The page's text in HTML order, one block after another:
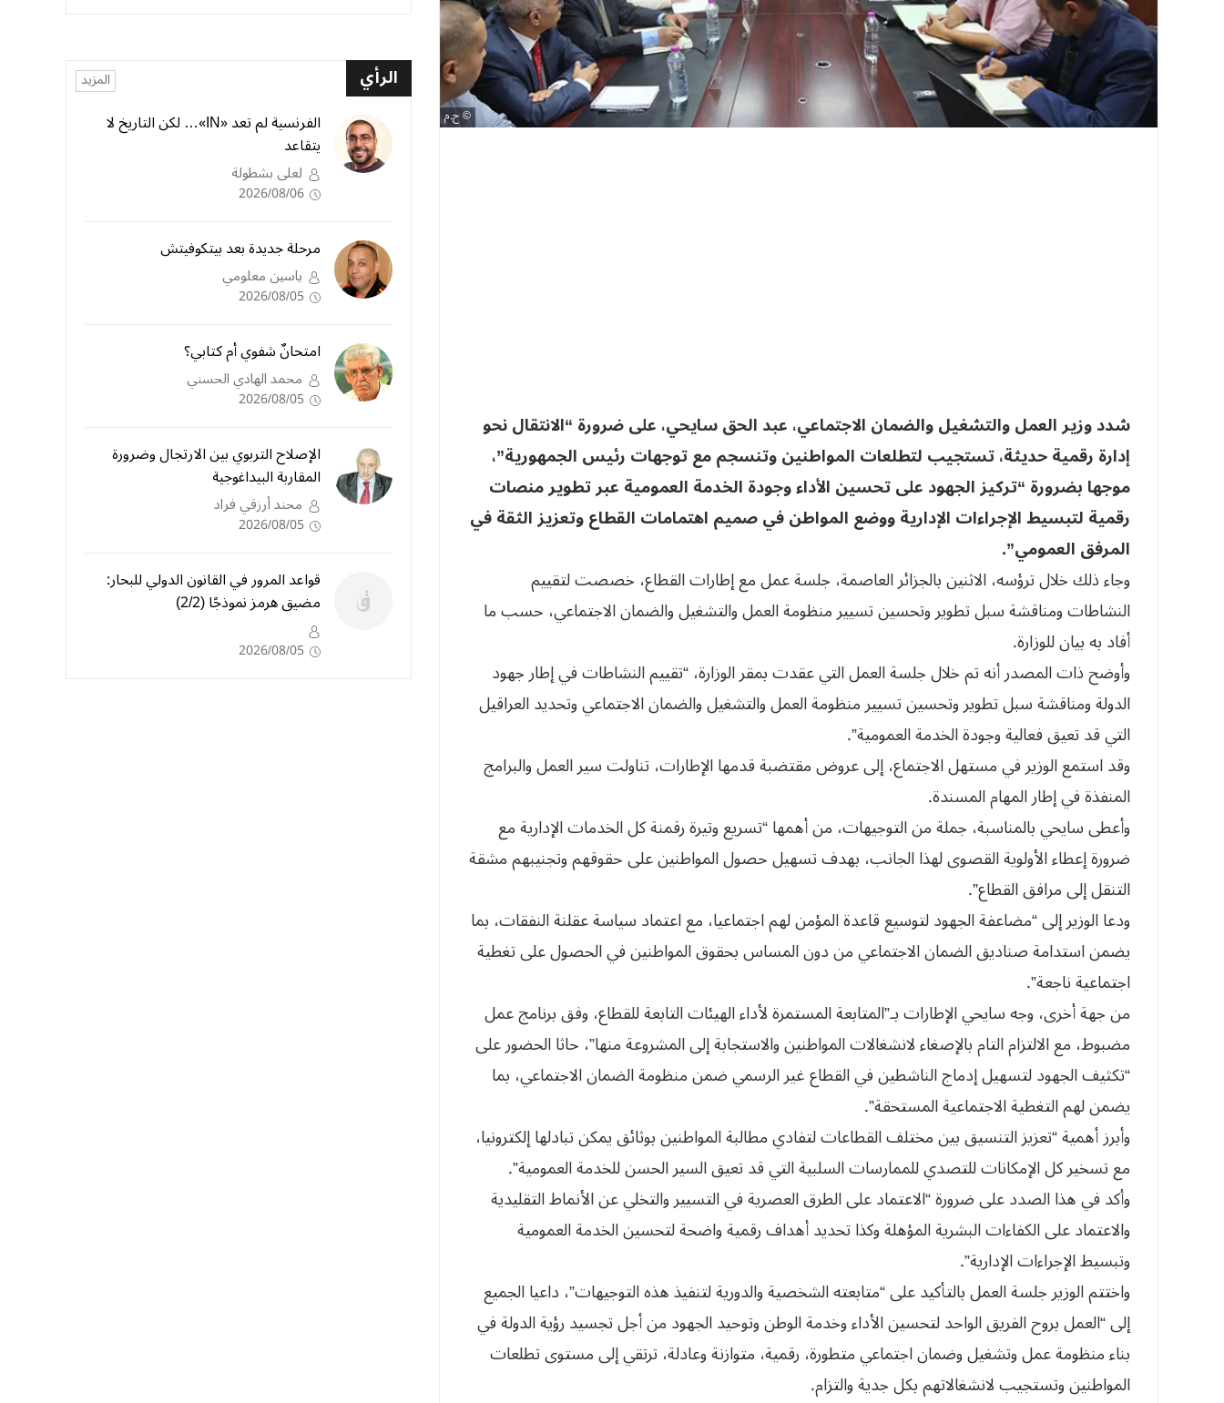
ح.م
شدد وزير العمل والتشغيل والضمان الاجتماعي، عبد الحق سايحي، على ضرورة “الانتقال نحو
إدارة رقمية حديثة، تستجيب لتطلعات المواطنين وتنسجم مع توجهات رئيس الجمهورية”،
موجها بضرورة “تركيز الجهود على تحسين الأداء وجودة الخدمة العمومية عبر تطوير منصات
رقمية لتبسيط الإجراءات الإدارية ووضع المواطن في صميم اهتمامات القطاع وتعزيز الثقة في
المرفق العمومي”.
وجاء ذلك خلال ترؤسه، الاثنين بالجزائر العاصمة، جلسة عمل مع إطارات القطاع، خصصت لتقييم
النشاطات ومناقشة سبل تطوير وتحسين تسيير منظومة العمل والتشغيل والضمان الاجتماعي، حسب ما
أفاد به بيان للوزارة.
وأوضح ذات المصدر أنه تم خلال جلسة العمل التي عقدت بمقر الوزارة، “تقييم النشاطات في إطار جهود
الدولة ومناقشة سبل تطوير وتحسين تسيير منظومة العمل والتشغيل والضمان الاجتماعي وتحديد العراقيل
التي قد تعيق فعالية وجودة الخدمة العمومية”.
وقد استمع الوزير في مستهل الاجتماع، إلى عروض مقتضبة قدمها الإطارات، تناولت سير العمل والبرامج
المنفذة في إطار المهام المسندة.
وأعطى سايحي بالمناسبة، جملة من التوجيهات، من أهمها “تسريع وتيرة رقمنة كل الخدمات الإدارية مع
ضرورة إعطاء الأولوية القصوى لهذا الجانب، بهدف تسهيل حصول المواطنين على حقوقهم وتجنيبهم مشقة
التنقل إلى مرافق القطاع”.
ودعا الوزير إلى “مضاعفة الجهود لتوسيع قاعدة المؤمن لهم اجتماعيا، مع اعتماد سياسة عقلنة النفقات، بما
يضمن استدامة صناديق الضمان الاجتماعي من دون المساس بحقوق المواطنين في الحصول على تغطية
اجتماعية ناجعة”.
من جهة أخرى، وجه سايحي الإطارات بـ”المتابعة المستمرة لأداء الهيئات التابعة للقطاع، وفق برنامج عمل
مضبوط، مع الالتزام التام بالإصغاء لانشغالات المواطنين والاستجابة إلى المشروعة منها”، حاثا الحضور على
“تكثيف الجهود لتسهيل إدماج الناشطين في القطاع غير الرسمي ضمن منظومة الضمان الاجتماعي، بما
يضمن لهم التغطية الاجتماعية المستحقة”.
وأبرز أهمية “تعزيز التنسيق بين مختلف القطاعات لتفادي مطالبة المواطنين بوثائق يمكن تبادلها إلكترونيا،
مع تسخير كل الإمكانات للتصدي للممارسات السلبية التي قد تعيق السير الحسن للخدمة العمومية”.
وأكد في هذا الصدد على ضرورة “الاعتماد على الطرق العصرية في التسيير والتخلي عن الأنماط التقليدية
والاعتماد على الكفاءات البشرية المؤهلة وكذا تحديد أهداف رقمية واضحة لتحسين الخدمة العمومية
وتبسيط الإجراءات الإدارية”.
واختتم الوزير جلسة العمل بالتأكيد على “متابعته الشخصية والدورية لتنفيذ هذه التوجيهات”، داعيا الجميع
إلى “العمل بروح الفريق الواحد لتحسين الأداء وخدمة الوطن وتوحيد الجهود من أجل تجسيد رؤية الدولة في
بناء منظومة عمل وتشغيل وضمان اجتماعي متطورة، رقمية، متوازنة وعادلة، ترتقي إلى مستوى تطلعات
المواطنين وتستجيب لانشغالاتهم بكل جدية والتزام.
الرأي المزيد
الفرنسية لم تعد «IN»… لكن التاريخ لا
يتقاعد
لعلى بشطولة
2026/08/06
مرحلة جديدة بعد بيتكوفيتش
ياسين معلومي
2026/08/05
امتحانٌ شفوي أم كتابي؟
محمد الهادي الحسني
2026/08/05
الإصلاح التربوي بين الارتجال وضرورة
المقاربة البيداغوجية
محند أرزقي فراد
2026/08/05
قواعد المرور في القانون الدولي للبحار:
مضيق هرمز نموذجًا (2/2)
2026/08/05